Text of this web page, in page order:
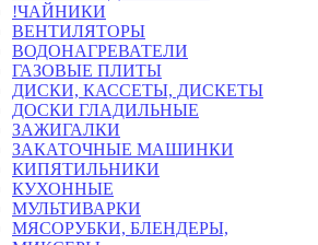
!ЧАЙНИКИ
ВЕНТИЛЯТОРЫ
ВОДОНАГРЕВАТЕЛИ
ГАЗОВЫЕ ПЛИТЫ
ДИСКИ, КАССЕТЫ, ДИСКЕТЫ
ДОСКИ ГЛАДИЛЬНЫЕ
ЗАЖИГАЛКИ
ЗАКАТОЧНЫЕ МАШИНКИ
КИПЯТИЛЬНИКИ
КУХОННЫЕ
МУЛЬТИВАРКИ
МЯСОРУБКИ, БЛЕНДЕРЫ,